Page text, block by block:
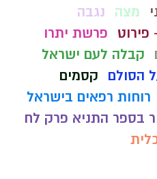
מצה
נגבה
פרשת יתרו
קבלה לעם ישראל
הסולם
קסמים
רוחות רפאים בישראל
בספר התניא פרק לח